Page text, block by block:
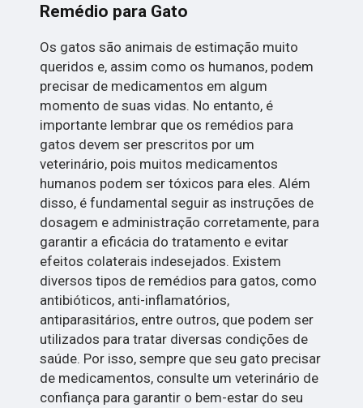
Remédio para Gato
Os gatos são animais de estimação muito
queridos e, assim como os humanos, podem
precisar de medicamentos em algum
momento de suas vidas. No entanto, é
importante lembrar que os remédios para
gatos devem ser prescritos por um
veterinário, pois muitos medicamentos
humanos podem ser tóxicos para eles. Além
disso, é fundamental seguir as instruções de
dosagem e administração corretamente, para
garantir a eficácia do tratamento e evitar
efeitos colaterais indesejados. Existem
diversos tipos de remédios para gatos, como
antibióticos, anti-inflamatórios,
antiparasitários, entre outros, que podem ser
utilizados para tratar diversas condições de
saúde. Por isso, sempre que seu gato precisar
de medicamentos, consulte um veterinário de
confiança para garantir o bem-estar do seu